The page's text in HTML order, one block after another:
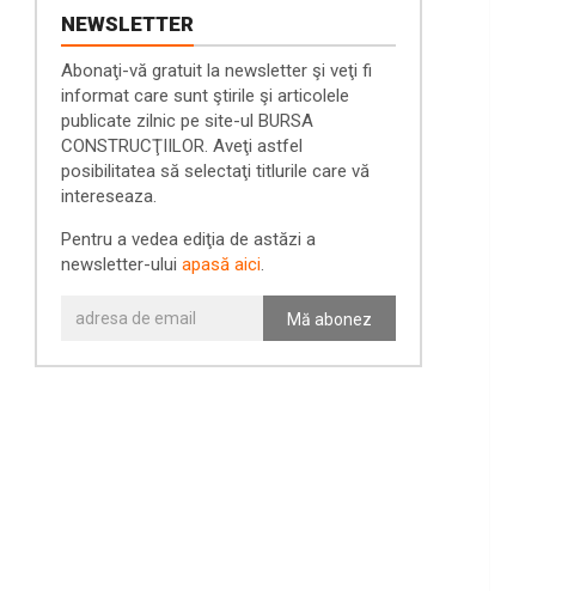
NEWSLETTER
Abonaţi-vă gratuit la newsletter şi veţi fi
informat care sunt ştirile şi articolele
publicate zilnic pe site-ul BURSA
CONSTRUCŢIILOR. Aveţi astfel
posibilitatea să selectaţi titlurile care vă
intereseaza.
Pentru a vedea ediţia de astăzi a
newsletter-ului apasă aici.
Mă abonez